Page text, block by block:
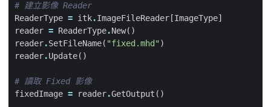
# 建立影像 Reader
ReaderType = itk.ImageFileReader [ImageType]
reader = ReaderType.New()
reader.SetFileName( "fixed.mhd")
reader.Update()
# 讀取 Fixed 影像
fixedImage = reader.GetOutput ()